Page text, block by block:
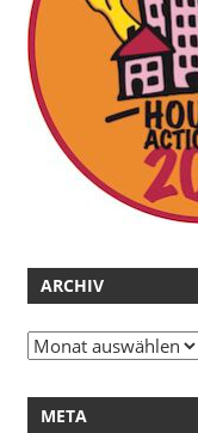
ARCHIV
Archiv
META